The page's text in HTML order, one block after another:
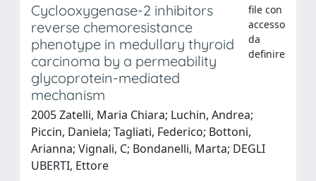
Cyclooxygenase-2 inhibitors
reverse chemoresistance
phenotype in medullary thyroid
carcinoma by a permeability
glycoprotein-mediated
mechanism
file con
accesso
da
definire
2005 Zatelli, Maria Chiara; Luchin, Andrea;
Piccin, Daniela; Tagliati, Federico; Bottoni,
Arianna; Vignali, C; Bondanelli, Marta; DEGLI
UBERTI, Ettore